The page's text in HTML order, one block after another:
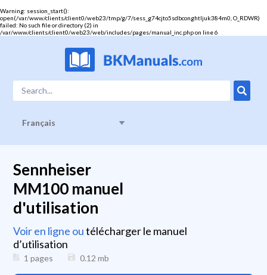
Warning: session_start():
open(/var/www/clients/client0/web23/tmp/g/7/sess_g74cjto5sdbconghtljuk384m0, O_RDWR)
failed: No such file or directory (2) in
/var/www/clients/client0/web23/web/includes/pages/manual_inc.phpon line6
Français
Sennheiser
MM100 manuel
d'utilisation
Voir en ligne outélécharger le manuel
d’utilisation
1 pages 0.12 mb